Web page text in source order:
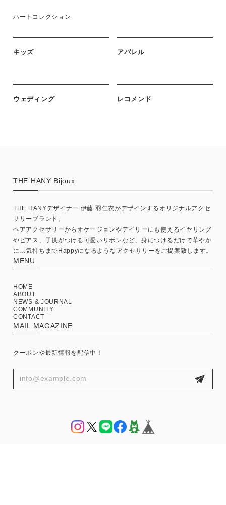
ハートコレクション
キッズ アパレル
ウェディング レコメンド
THE HANY Bijoux
THE HANYデザイナー 伊藤 羽仁衣がデザインするオリジナルアクセ
サリーブランド。
ヘアアクセサリーからオケージョンやデイリーにも使えるイヤリング
やピアス、子供がつける可愛いリボンなど、身につけるだけで華やか
に…気持ちまでHappyになるようなアクセサリーをご提案致します。
MENU
HOME
ABOUT
NEWS & JOURNAL
COMMUNITY
CONTACT
MAIL MAGAZINE
クーポンや最新情報を配信中！